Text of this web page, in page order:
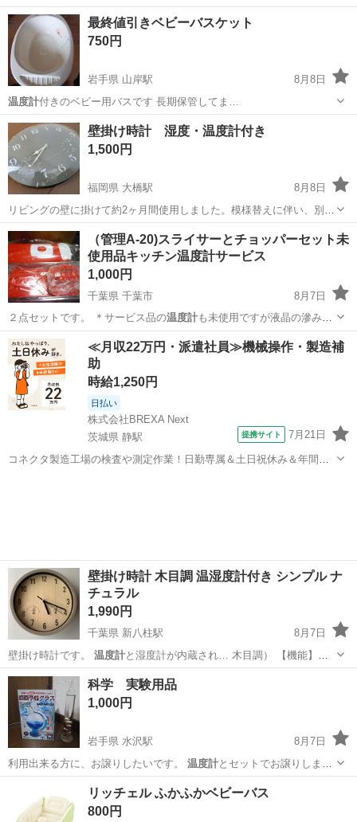
や合格証もあります。デジタルランド株式会社製 型番：DL-
200814 RoHS ISO 9001 単４電池２本使用
群馬 佐波郡 新町駅 その他
最終値引きベビーバスケット
750円
岩手県 山岸駅
8月8日
温度計付きのベビー用バスです 長期保管してま…
岩手 盛岡市 山岸駅 その他 ベビー
壁掛け時計 湿度・温度計付き
1,500円
福岡県 大橋駅
8月8日
リビングの壁に掛けて約2ヶ月間使用しました。模様替えに伴い、別の
時計に買い替えたため出品いたします。【商品の状態】動作確認済み
です（電波受信/時計の進みなど問題ありません）。使用期間が短いた
め全体的には綺麗ですが、設置・取り...
福岡 福岡市 大橋駅 温度計
（管理A-20)スライサーとチョッパーセット未
使用品キッチン温度計サービス
1,000円
千葉県 千葉市
8月7日
２点セットです。 ＊サービス品の温度計も未使用ですが液晶の滲みが
隅に有り電池…
千葉 千葉市 調理器具 温度計
≪月収22万円・派遣社員≫機械操作・製造補
助
時給1,250円
日払い
株式会社BREXA Next
茨城県 静駅
提携サイト 7月21日
コネクタ製造工場の検査や測定作業！日勤専属＆土日祝休み＆年間休
壁掛け時計 木目調 温湿度計付き シンプル ナ
チュラル
1,990円
千葉県 新八柱駅
8月7日
壁掛け時計です。 温度計と湿度計が内蔵され… 木目調） 【機能】
度計、湿度計 【状態】…
千葉 松戸市 新八柱駅 時計
科学 実験用品
1,000円
岩手県 水沢駅
8月7日
利用出来る方に、お譲りしたいです。 温度計とセットでお譲りしま
す。 見てるだけで…
リッチェル ふかふかベビーバス
800円